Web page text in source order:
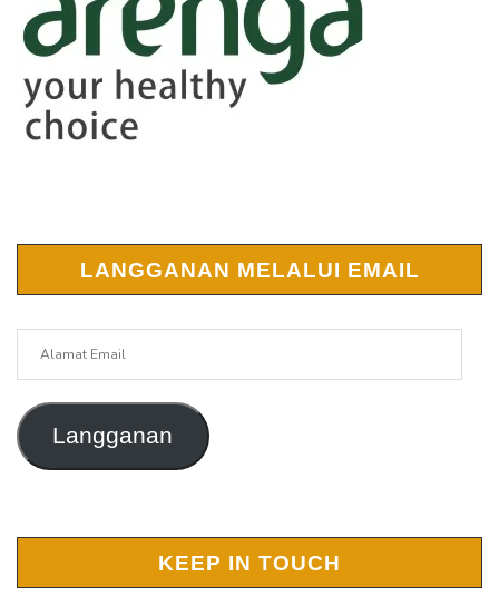
LANGGANAN MELALUI EMAIL
Langganan
KEEP IN TOUCH